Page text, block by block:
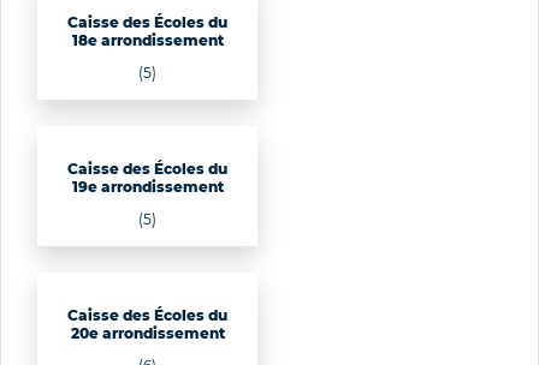
Caisse des Écoles du
18e arrondissement
(5)
Caisse des Écoles du
19e arrondissement
(5)
Caisse des Écoles du
20e arrondissement